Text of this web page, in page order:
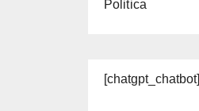
Politica
[chatgpt_chatbot]